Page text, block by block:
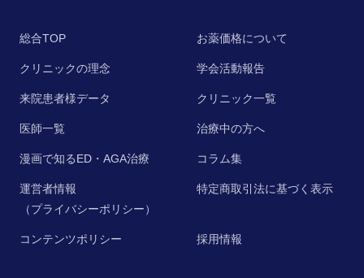
総合TOP お薬価格について
クリニックの理念 学会活動報告
来院患者様データ クリニック一覧
医師一覧 治療中の方へ
漫画で知るED・AGA治療 コラム集
運営者情報
（プライバシーポリシー）
特定商取引法に基づく表示
コンテンツポリシー 採用情報